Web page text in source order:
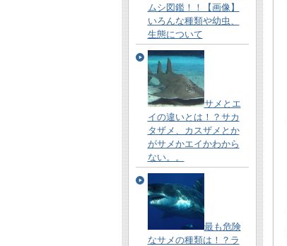
ムシ図鑑！！【画像】
いろんな種類や幼虫、
生態について
サメとエ
イの違いとは！？サカ
タザメ、カスザメとか
がサメかエイかわから
ない。。
最も危険
なサメの種類は！？ラ